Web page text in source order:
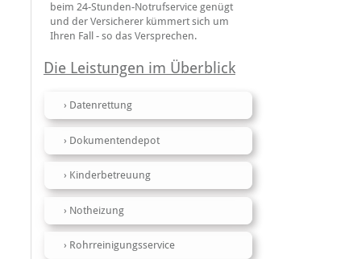
beim 24-Stunden-Notrufservice genügt
und der Versicherer kümmert sich um
Ihren Fall - so das Versprechen.
Die Leistungen im Überblick
Datenrettung
Dokumentendepot
Kinderbetreuung
Notheizung
Rohrreinigungsservice